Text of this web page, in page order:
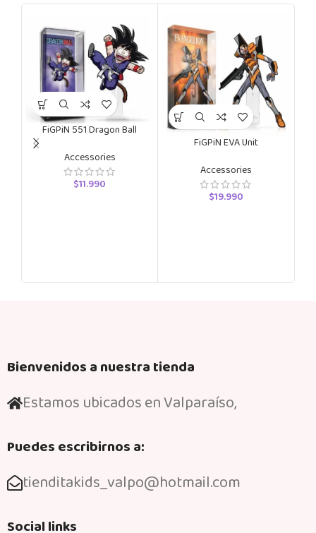
FiGPiN 551 Dragon Ball
Accessories
$11.990
FiGPiN EVA Unit
Accessories
$19.990
Bienvenidos a nuestra tienda
Estamos ubicados en Valparaíso,
Puedes escribirnos a:
tienditakids_valpo@hotmail.com
Social links